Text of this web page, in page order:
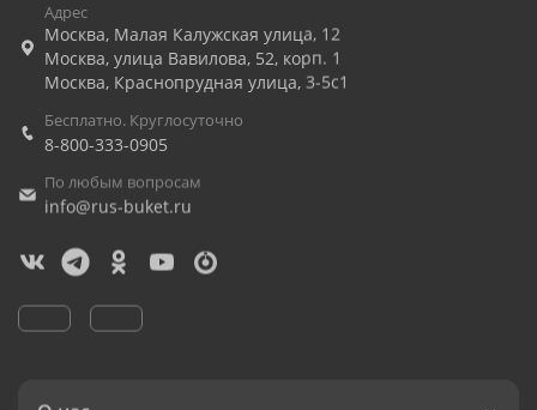
Адрес
Москва, Малая Калужская улица, 12
Москва, улица Вавилова, 52, корп. 1
Москва, Краснопрудная улица, 3-5с1
Бесплатно. Круглосуточно
8-800-333-0905
По любым вопросам
info@rus-buket.ru